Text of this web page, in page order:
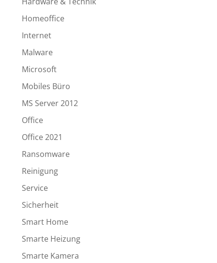
Homeoffice
Internet
Malware
Microsoft
Mobiles Büro
MS Server 2012
Office
Office 2021
Ransomware
Reinigung
Service
Sicherheit
Smart Home
Smarte Heizung
Smarte Kamera